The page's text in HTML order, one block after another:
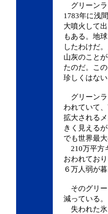
グリーンラ
1783年に浅
大噴火して
もある。地
したわけだ
山灰のこと
たのだ。こ
珍しくはな
グリーンラ
われていて
拡大される
きく見える
でも世界最
210万平方
おわれてお
６万人弱が
そのグリー
減っている。
失われた氷